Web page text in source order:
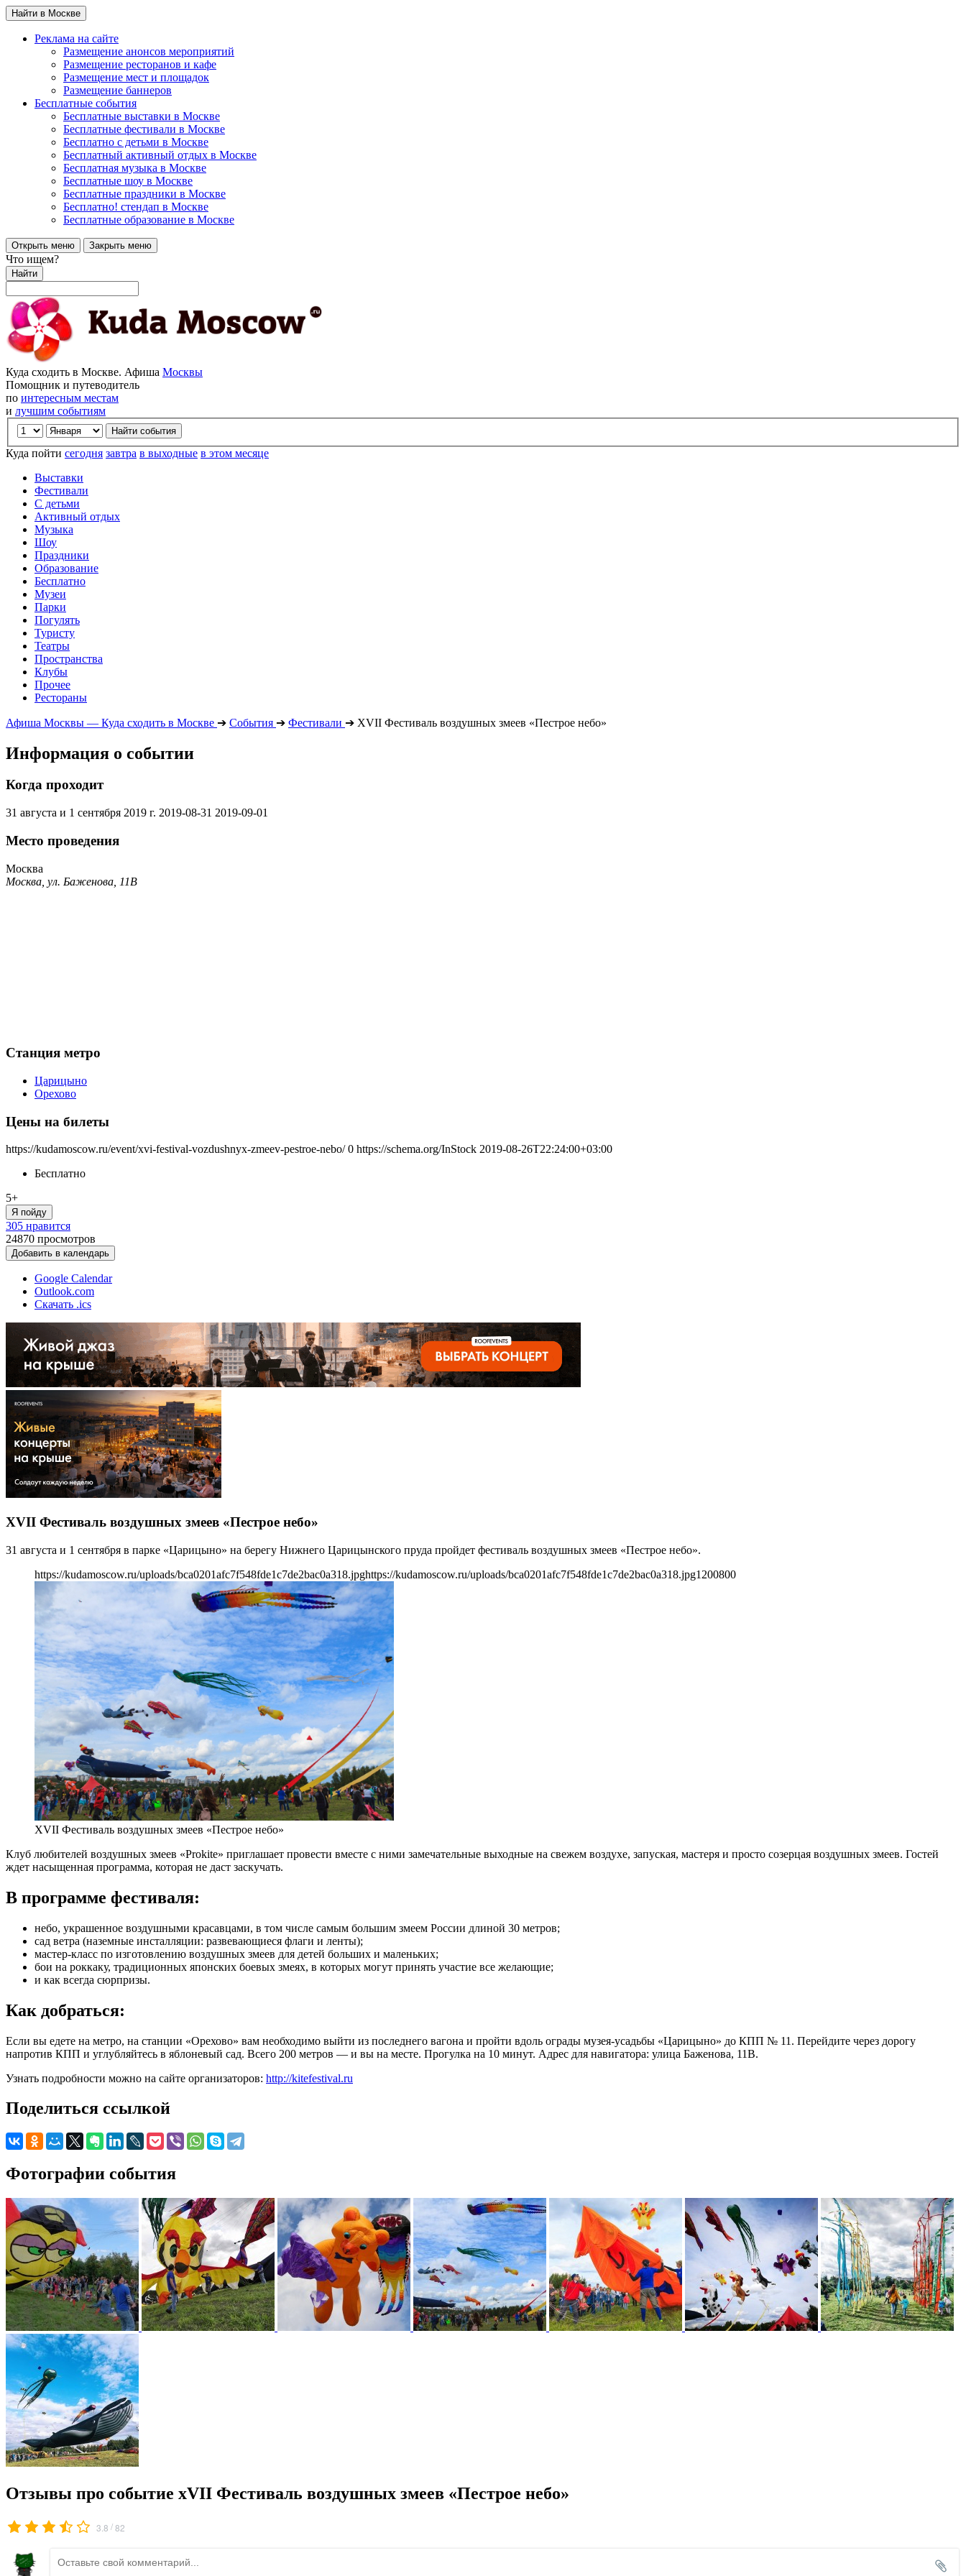
Найти в Москве
Реклама на сайте
Размещение анонсов мероприятий
Размещение ресторанов и кафе
Размещение мест и площадок
Размещение баннеров
Бесплатные события
Бесплатные выставки в Москве
Бесплатные фестивали в Москве
Бесплатно с детьми в Москве
Бесплатный активный отдых в Москве
Бесплатная музыка в Москве
Бесплатные шоу в Москве
Бесплатные праздники в Москве
Бесплатно! стендап в Москве
Бесплатные образование в Москве
Открыть меню Закрыть меню
Что ищем?
Найти
Куда сходить в Москве. Афиша Москвы
Помощник и путеводитель
по интересным местам
и лучшим событиям
Куда пойти сегодня завтра в выходные в этом месяце
Выставки
Фестивали
С детьми
Активный отдых
Музыка
Шоу
Праздники
Образование
Бесплатно
Музеи
Парки
Погулять
Туристу
Театры
Пространства
Клубы
Прочее
Рестораны
Афиша Москвы — Куда сходить в Москве ➔ События ➔ Фестивали ➔ XVII Фестиваль воздушных змеев «Пестрое небо»
Информация о событии
Когда проходит
31 августа и 1 сентября 2019 г. 2019-08-31 2019-09-01
Место проведения
Москва
Москва, ул. Баженова, 11В
Станция метро
Царицыно
Орехово
Цены на билеты
https://kudamoscow.ru/event/xvi-festival-vozdushnyx-zmeev-pestroe-nebo/ 0 https://schema.org/InStock 2019-08-26T22:24:00+03:00
Бесплатно
5+
Я пойду
305 нравится
24870 просмотров
Добавить в календарь
Google Calendar
Outlook.com
Скачать .ics
XVII Фестиваль воздушных змеев «Пестрое небо»
31 августа и 1 сентября в парке «Царицыно» на берегу Нижнего Царицынского пруда пройдет фестиваль воздушных змеев «Пестрое небо».
https://kudamoscow.ru/uploads/bca0201afc7f548fde1c7de2bac0a318.jpghttps://kudamoscow.ru/uploads/bca0201afc7f548fde1c7de2bac0a318.jpg1200800
XVII Фестиваль воздушных змеев «Пестрое небо»
Клуб любителей воздушных змеев «Prokite» приглашает провести вместе с ними замечательные выходные на свежем воздухе, запуская, мастеря и просто созерцая воздушных змеев. Гостей
ждет насыщенная программа, которая не даст заскучать.
В программе фестиваля:
небо, украшенное воздушными красавцами, в том числе самым большим змеем России длиной 30 метров;
сад ветра (наземные инсталляции: развевающиеся флаги и ленты);
мастер-класс по изготовлению воздушных змеев для детей больших и маленьких;
бои на роккаку, традиционных японских боевых змеях, в которых могут принять участие все желающие;
и как всегда сюрпризы.
Как добраться:
Если вы едете на метро, на станции «Орехово» вам необходимо выйти из последнего вагона и пройти вдоль ограды музея-усадьбы «Царицыно» до КПП № 11. Перейдите через дорогу
напротив КПП и углубляйтесь в яблоневый сад. Всего 200 метров — и вы на месте. Прогулка на 10 минут. Адрес для навигатора: улица Баженова, 11В.
Узнать подробности можно на сайте организаторов: http://kitefestival.ru
Поделиться ссылкой
Фотографии события
Отзывы про событие xVII Фестиваль воздушных змеев «Пестрое небо»
3.8 /82